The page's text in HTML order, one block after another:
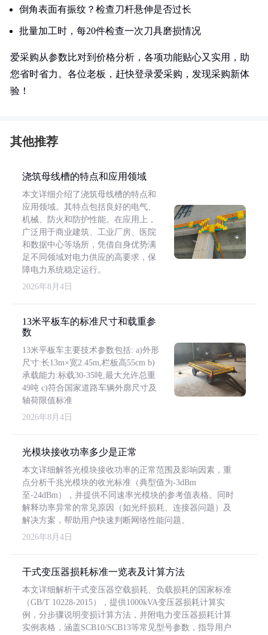
倒角表面有振纹？检查刀杆悬伸是否过长
批量加工时，每20件检查一次刀具磨损情况
爱采购从参数比对到价格分析，各项功能贴心又实用，助
您省时省力。各位老板，赶快登录爱采购，发现采购新体
验！
其他推荐
浇筑母线槽的特点和应用领域
本文详细介绍了浇筑母线槽的特点和
应用领域。其特点包括良好的电气、
机械、防火和防护性能。在应用上，
广泛用于商业建筑、工业厂房、医院
和数据中心等场所，凭借自身优势满
足不同领域对电力供应的高要求，保
障电力系统稳定运行。
2026年8月4日
13米平板车的标准尺寸和载重参
数
13米平板车主要技术参数包括: a)外形
尺寸:长13m×宽2.45m,栏板高55cm b)
承载能力:标载30-35吨,最大允许总重
49吨 c)符合国家道路车辆外廓尺寸及
轴荷限值标准
2026年8月4日
光模块接收功率多少是正常
本文详细解答光模块接收功率的正常范围及影响因素，重
点分析千兆光模块的收光标准（典型值为-3dBm
至-24dBm），并提供不同速率光模块的参考值表格。同时
解释功率异常的常见原因（如光纤损耗、连接器问题）及
解决方案，帮助用户快速判断网络性能问题。
2026年8月4日
干式变压器损耗标准一览表及计算方法
本文详细解析干式变压器空载损耗、负载损耗的国家标准
（GB/T 10228-2015），提供1000kVA变压器损耗计算实
例，分步骤说明变损计算方法，并附电力变压器损耗计算
实例表格，涵盖SCB10/SCB13等常见型号参数，指导用户